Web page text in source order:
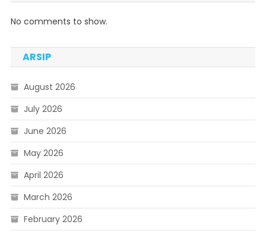
No comments to show.
ARSIP
August 2026
July 2026
June 2026
May 2026
April 2026
March 2026
February 2026